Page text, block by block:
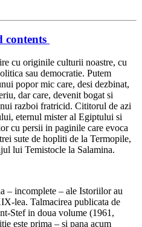
contents
cu originile culturii noastre, cu
sau democratie. Putem
popor mic care, desi dezbinat,
dar care, devenit bogat si
razboi fratricid. Cititorul de azi
eternul mister al Egiptului si
cu persii in paginile care evoca
sute de hopliti de la Termopile,
lui Temistocle la Salamina.
– incomplete – ale Istoriilor au
lea. Talmacirea publicata de
Stef in doua volume (1961,
este prima – si pana acum